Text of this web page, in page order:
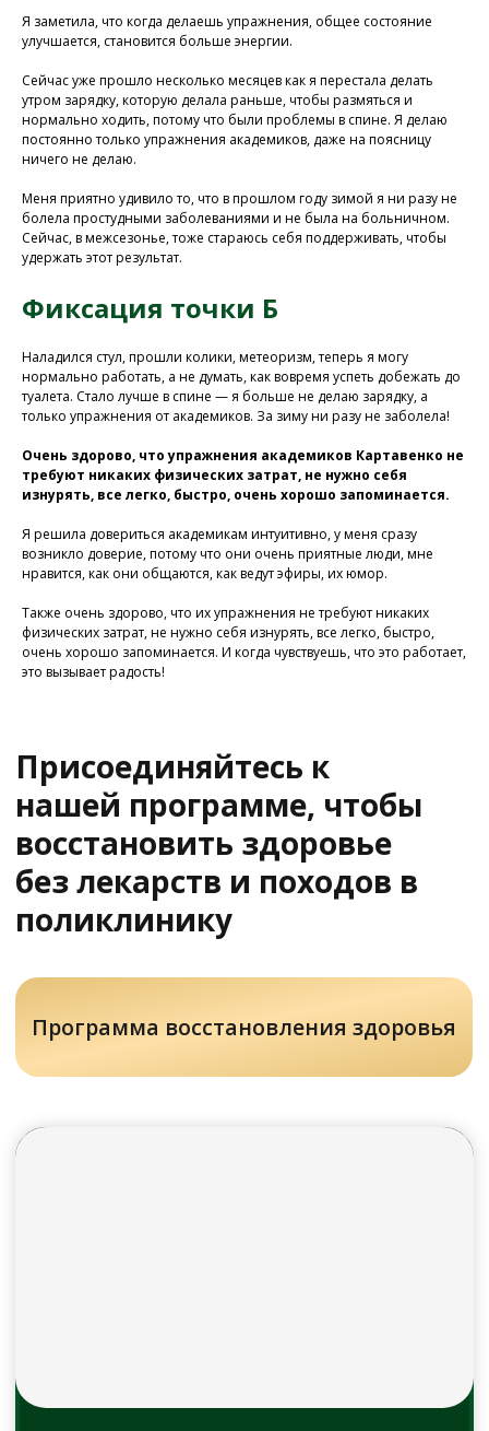
Я заметила, что когда делаешь упражнения, общее состояние
улучшается, становится больше энергии.
Сейчас уже прошло несколько месяцев как я перестала делать
утром зарядку, которую делала раньше, чтобы размяться и
нормально ходить, потому что были проблемы в спине. Я делаю
постоянно только упражнения академиков, даже на поясницу
ничего не делаю.
Меня приятно удивило то, что в прошлом году зимой я ни разу не
болела простудными заболеваниями и не была на больничном.
Сейчас, в межсезонье, тоже стараюсь себя поддерживать, чтобы
удержать этот результат.
Фиксация точки Б
Наладился стул, прошли колики, метеоризм, теперь я могу
нормально работать, а не думать, как вовремя успеть добежать до
туалета. Стало лучше в спине — я больше не делаю зарядку, а
только упражнения от академиков. За зиму ни разу не заболела!
Очень здорово, что упражнения академиков Картавенко не
требуют никаких физических затрат, не нужно себя
изнурять, все легко, быстро, очень хорошо запоминается.
Я решила довериться академикам интуитивно, у меня сразу
возникло доверие, потому что они очень приятные люди, мне
нравится, как они общаются, как ведут эфиры, их юмор.
Также очень здорово, что их упражнения не требуют никаких
физических затрат, не нужно себя изнурять, все легко, быстро,
очень хорошо запоминается. И когда чувствуешь, что это работает,
это вызывает радость!
Присоединяйтесь к
нашей программе, чтобы
восстановить здоровье
без лекарств и походов в
поликлинику
У Вас остались вопросы?
Хотите проконсультироваться
с нашим специалистом?
Напишите нам в службу заботы
Программа восстановления здоровья